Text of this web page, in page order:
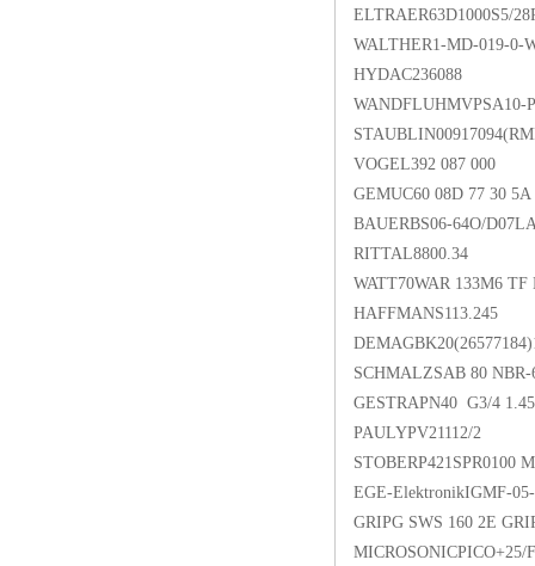
ELTRAER63D1000S5/
WALTHER1-MD-019-0-
HYDAC236088
WANDFLUHMVPSA10-
VOGEL392 087 000
GEMUC60 08D 77 30
BAUERBS06-64O/
RITTAL8800.34
WATT70WAR 133M6
HAFFMANS113.245
SCHMALZSAB 80 NBR-
GESTRAPN40 G3/4
PAULYPV21112/2
STOBERP421SPR0100
EGE-ElektronikIGMF-
GRIPG SWS 160 2E
MICROSONICPICO+25/F